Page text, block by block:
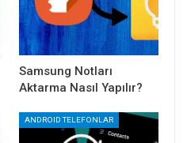
Samsung Notları
Aktarma Nasıl Yapılır?
ANDROID TELEFONLAR